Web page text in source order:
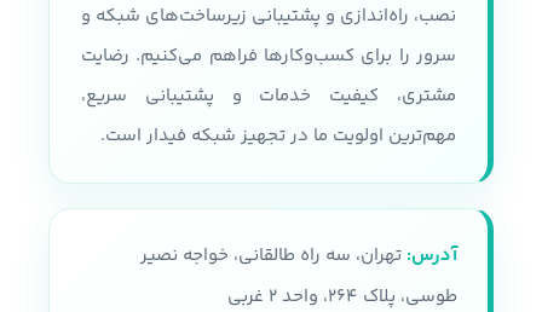
نصب، راه‌اندازی و پشتیبانی زیرساخت‌های شبکه و
سرور را برای کسب‌وکارها فراهم می‌کنیم. رضایت
مشتری، کیفیت خدمات و پشتیبانی سریع،
مهم‌ترین اولویت ما در تجهیز شبکه فیدار است.
آدرس: تهران، سه راه طالقانی، خواجه نصیر
طوسی، پلاک ۲۶۴، واحد ۲ غربی